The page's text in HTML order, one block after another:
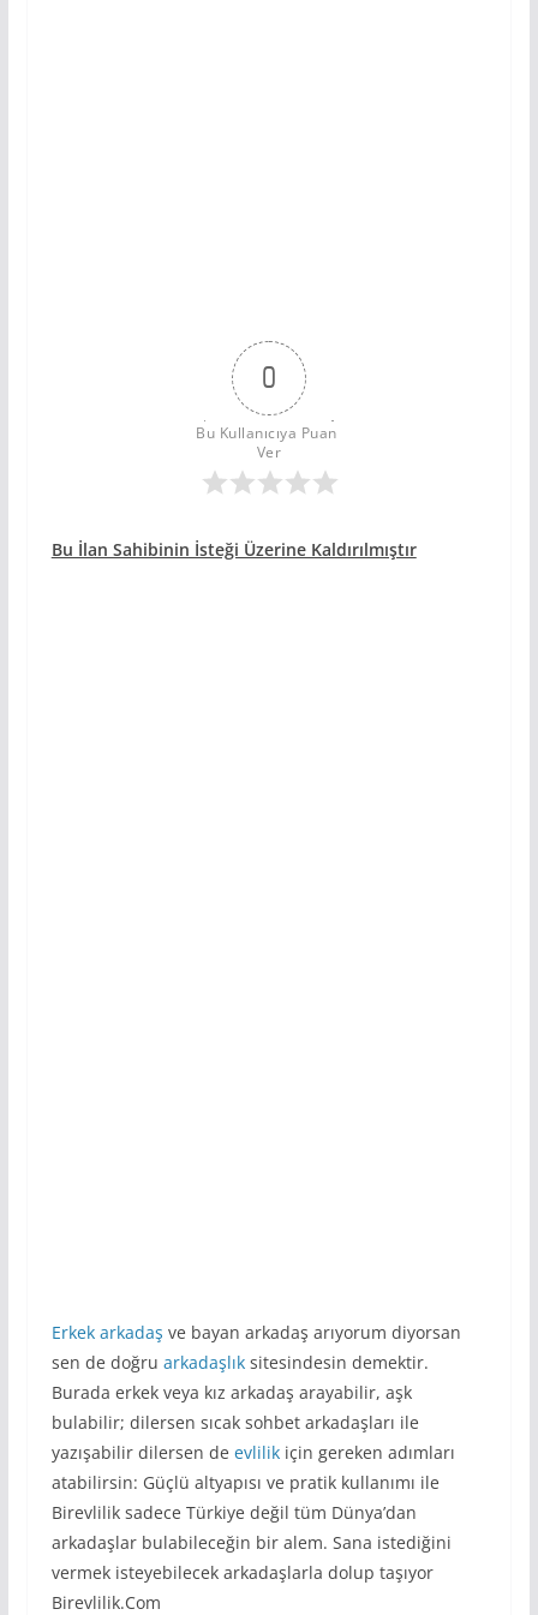
0
Bu Kullanıcıya Puan
Ver
Bu İlan Sahibinin İsteği Üzerine Kaldırılmıştır
Erkek arkadaş ve bayan arkadaş arıyorum diyorsan
sen de doğru arkadaşlıksitesindesin demektir.
Burada erkek veya kız arkadaş arayabilir, aşk
bulabilir; dilersen sıcak sohbet arkadaşları ile
yazışabilir dilersen de evlilikiçin gereken adımları
atabilirsin: Güçlü altyapısı ve pratik kullanımı ile
Birevlilik sadece Türkiye değil tüm Dünya’dan
arkadaşlar bulabileceğin bir alem. Sana istediğini
vermek isteyebilecek arkadaşlarla dolup taşıyor
Birevlilik.Com